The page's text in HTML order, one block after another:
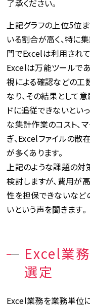
了承ください。
上記グラフの上位5位
いる割合が高く、特に
門でExcelは利用されて
Excelは万能ツールで
視による確認などの工
なり、その結果として
ドに追従できないとい
な集計作業のコスト、
ぎ、Excelファイルの散
が多くあります。
上記のような課題の対
検討しますが、費用が
性を担保できないなど
いという声を聞きます。
Excel業
選定
Excel業務を業務単位